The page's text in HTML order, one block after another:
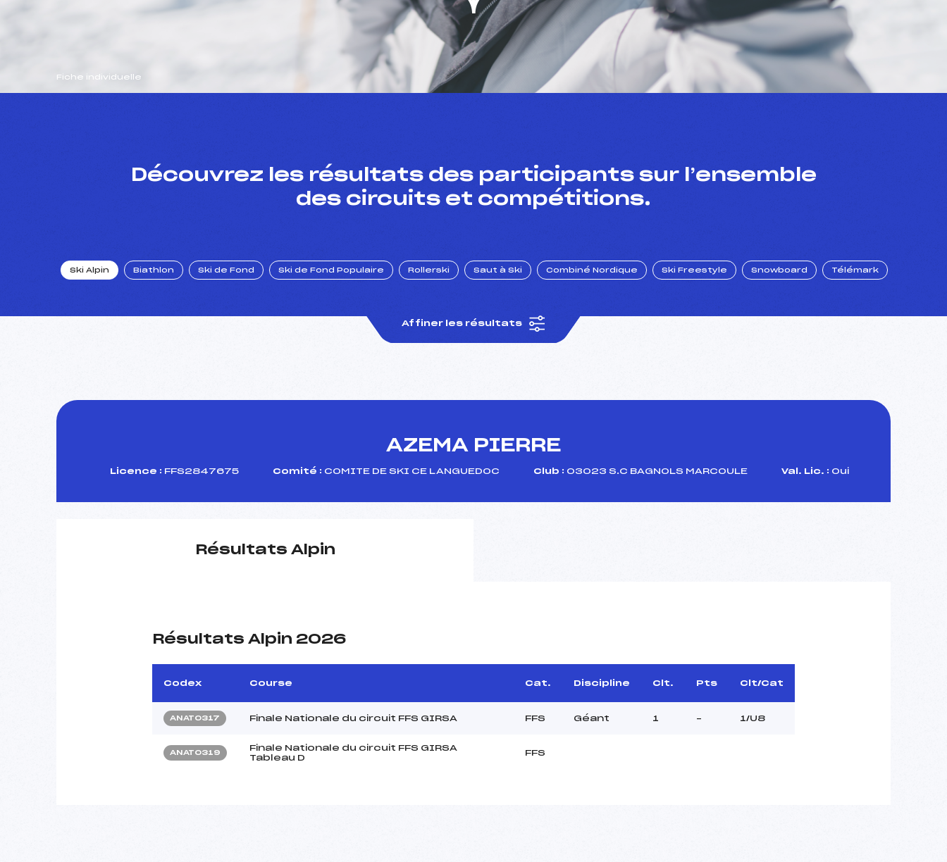
Fiche individuelle
Découvrez les résultats des participants sur l’ensemble
des circuits et compétitions.
Ski Alpin Biathlon Ski de Fond Ski de Fond Populaire Rollerski Saut à Ski Combiné Nordique Ski Freestyle Snowboard Télémark
Affiner les résultats
AZEMA PIERRE
Licence : FFS2847675 Comité : COMITE DE SKI CE LANGUEDOC Club : 03023 S.C BAGNOLS MARCOULE Val. Lic. : Oui
Résultats Alpin
Résultats Alpin 2026
Codex Course Cat. Discipline Clt. Pts Clt/Cat
ANAT0317 Finale Nationale du circuit FFS GIRSA FFS Géant 1 – 1/U8
ANAT0319
Finale Nationale du circuit FFS GIRSA
Tableau D
FFS